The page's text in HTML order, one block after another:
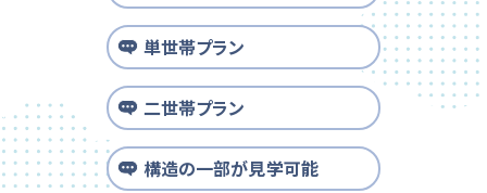
単世帯プラン
二世帯プラン
構造の一部が見学可能